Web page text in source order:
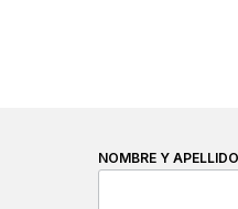
NOMBRE Y APELLIDO